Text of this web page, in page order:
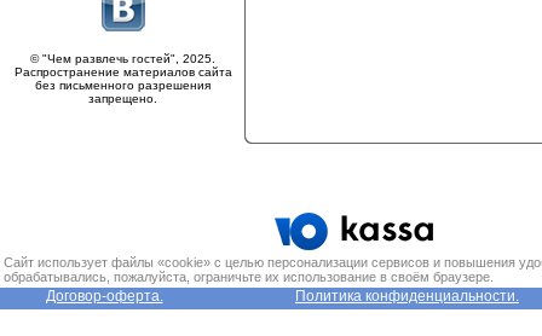
© "Чем развлечь гостей", 2025.
Распространение материалов сайта
без письменного разрешения
запрещено.
Сайт использует файлы «cookie» с целью персонализации сервисов и повышения
обрабатывались, пожалуйста, ограничьте их использование в своём браузере.
Договор-оферта. Политика конфиденциальности.